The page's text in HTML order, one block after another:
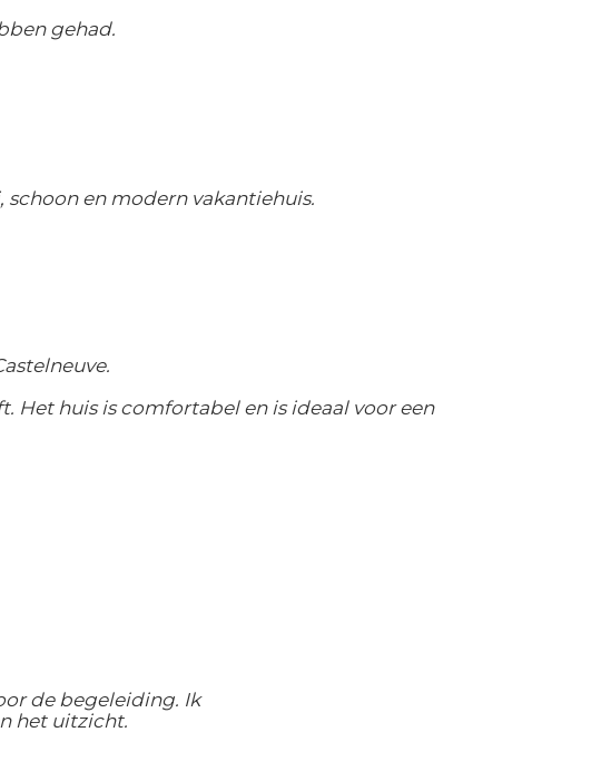
gehad.
en modern vakantiehuis.
Het huis is comfortabel en is ideaal voor een
de begeleiding. Ik
het uitzicht.